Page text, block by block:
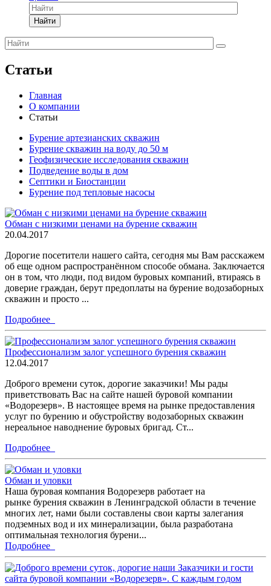
Найти
Статьи
Главная
О компании
Статьи
Бурение артезианских скважин
Бурение скважин на воду до 50 м
Геофизические исследования скважин
Подведение воды в дом
Септики и Биостанции
Бурение под тепловые насосы
Обман с низкими ценами на бурение скважин
20.04.2017
Дорогие посетители нашего сайта, сегодня мы Вам расскажем
об еще одном распространённом способе обмана. Заключается
он в том, что люди, под видом буровых компаний, втираясь в
доверие граждан, берут предоплаты на бурение водозаборных
скважин и просто ...
Подробнее
Профессионализм залог успешного бурения скважин
12.04.2017
Доброго времени суток, дорогие заказчики! Мы рады
приветствовать Вас на сайте нашей буровой компании
«Водорезерв». В настоящее время на рынке предоставления
услуг по бурению и обустройству водозаборных скважин
нереальное наводнение буровых бригад. Ст...
Подробнее
Обман и уловки
Наша буровая компания Водорезерв работает на
рынке бурения скважин в Ленинградской области в течение
многих лет, нами были составлены свои карты залегания
подземных вод и их минерализации, была разработана
оптимальная технология бурени...
Подробнее